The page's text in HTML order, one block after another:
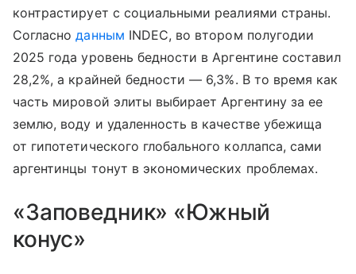
контрастирует с социальными реалиями страны.
Согласноданным INDEC, во втором полугодии
2025 года уровень бедности в Аргентине составил
28,2%, а крайней бедности — 6,3%. В то время как
часть мировой элиты выбирает Аргентину за ее
землю, воду и удаленность в качестве убежища
от гипотетического глобального коллапса, сами
аргентинцы тонут в экономических проблемах.
«Заповедник» «Южный
конус»